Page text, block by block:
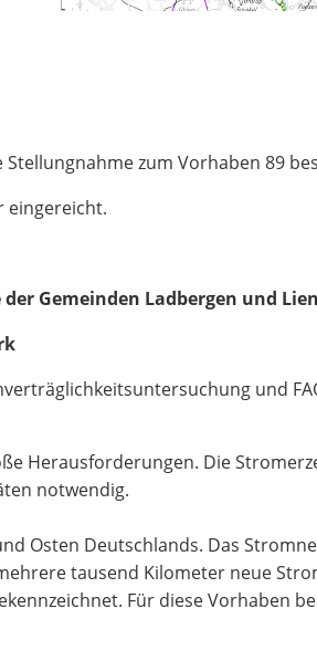
zum Vorhaben 89
eingereicht.
Gemeinden Ladbergen und
und
Herausforderungen. Die
notwendig.
Osten Deutschlands. Das
tausend Kilometer neue
Für diese Vorhaben